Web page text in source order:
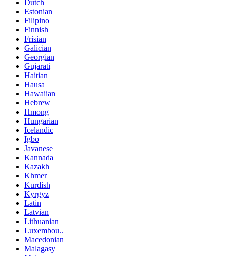
Dutch
Estonian
Filipino
Finnish
Frisian
Galician
Georgian
Gujarati
Haitian
Hausa
Hawaiian
Hebrew
Hmong
Hungarian
Icelandic
Igbo
Javanese
Kannada
Kazakh
Khmer
Kurdish
Kyrgyz
Latin
Latvian
Lithuanian
Luxembou..
Macedonian
Malagasy